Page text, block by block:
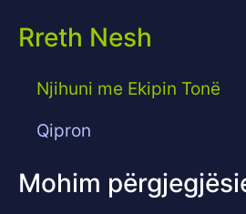
Rreth Nesh
Njihuni me Ekipin Tonë
Qipron
Mohim